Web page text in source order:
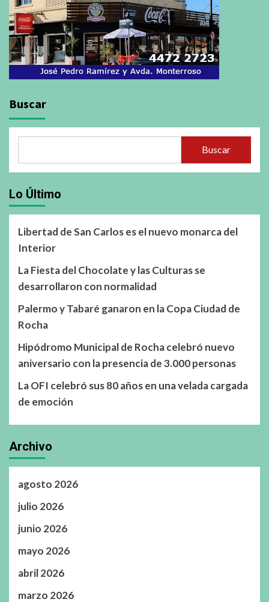
Buscar
Buscar
Lo Último
Libertad de San Carlos es el nuevo monarca del
Interior
La Fiesta del Chocolate y las Culturas se
desarrollaron con normalidad
Palermo y Tabaré ganaron en la Copa Ciudad de
Rocha
Hipódromo Municipal de Rocha celebró nuevo
aniversario con la presencia de 3.000 personas
La OFI celebró sus 80 años en una velada cargada
de emoción
Archivo
agosto 2026
julio 2026
junio 2026
mayo 2026
abril 2026
marzo 2026